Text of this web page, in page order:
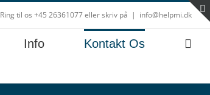
Ring til os +45 26361077 eller skriv på | info@helpmi.dk
Info Kontakt Os